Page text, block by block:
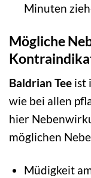
Minuten
Mögliche
Baldrian Tee ist
wie bei allen
hier
möglichen
Müdigkeit